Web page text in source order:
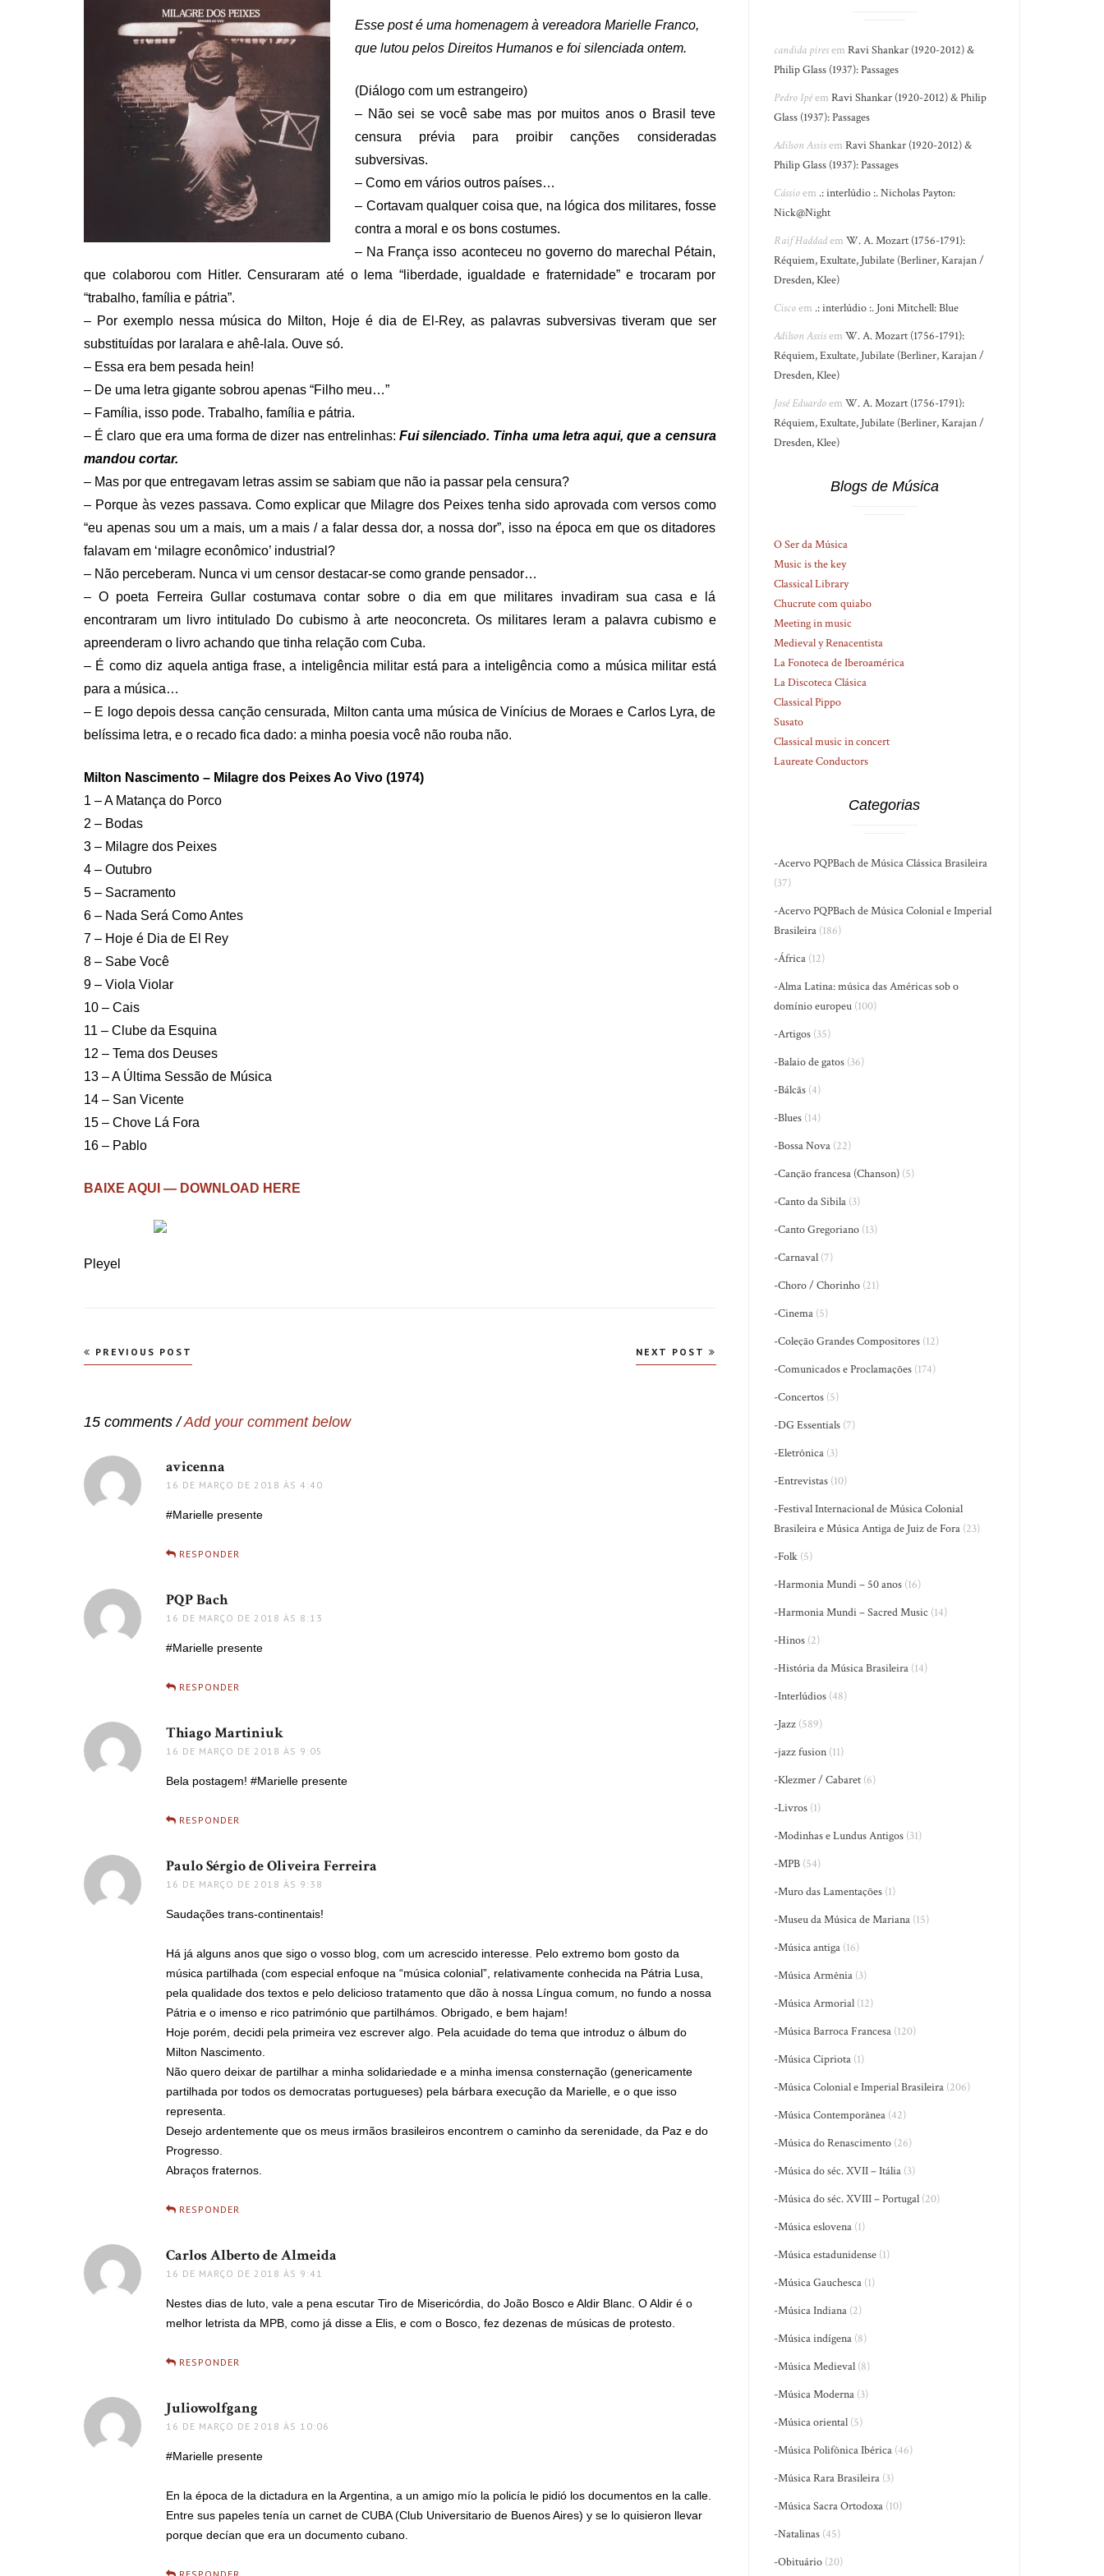
Esse post é uma homenagem à vereadora Marielle Franco,
que lutou pelos Direitos Humanos e foi silenciada ontem.
(Diálogo com um estrangeiro)
– Não sei se você sabe mas por muitos anos o Brasil teve
censura prévia para proibir canções consideradas
subversivas.
– Como em vários outros países…
– Cortavam qualquer coisa que, na lógica dos militares, fosse
contra a moral e os bons costumes.
– Na França isso aconteceu no governo do marechal Pétain,
que colaborou com Hitler. Censuraram até o lema “liberdade, igualdade e fraternidade” e trocaram por
“trabalho, família e pátria”.
– Por exemplo nessa música do Milton, Hoje é dia de El-Rey, as palavras subversivas tiveram que ser
substituídas por laralara e ahê-lala. Ouve só.
– Essa era bem pesada hein!
– De uma letra gigante sobrou apenas “Filho meu…”
– Família, isso pode. Trabalho, família e pátria.
– É claro que era uma forma de dizer nas entrelinhas:Fui silenciado. Tinha uma letra aqui, que a censura
mandou cortar.
– Mas por que entregavam letras assim se sabiam que não ia passar pela censura?
– Porque às vezes passava. Como explicar que Milagre dos Peixes tenha sido aprovada com versos como
“eu apenas sou um a mais, um a mais / a falar dessa dor, a nossa dor”, isso na época em que os ditadores
falavam em ‘milagre econômico’ industrial?
– Não perceberam. Nunca vi um censor destacar-se como grande pensador…
– O poeta Ferreira Gullar costumava contar sobre o dia em que militares invadiram sua casa e lá
encontraram um livro intitulado Do cubismo à arte neoconcreta. Os militares leram a palavra cubismo e
apreenderam o livro achando que tinha relação com Cuba.
– É como diz aquela antiga frase, a inteligência militar está para a inteligência como a música militar está
para a música…
– E logo depois dessa canção censurada, Milton canta uma música de Vinícius de Moraes e Carlos Lyra, de
belíssima letra, e o recado fica dado: a minha poesia você não rouba não.
Milton Nascimento – Milagre dos Peixes Ao Vivo (1974)
1 – A Matança do Porco
2 – Bodas
3 – Milagre dos Peixes
4 – Outubro
5 – Sacramento
6 – Nada Será Como Antes
7 – Hoje é Dia de El Rey
8 – Sabe Você
9 – Viola Violar
10 – Cais
11 – Clube da Esquina
12 – Tema dos Deuses
13 – A Última Sessão de Música
14 – San Vicente
15 – Chove Lá Fora
16 – Pablo
BAIXE AQUI — DOWNLOAD HERE
Pleyel
Navegação
PREVIOUS POST NEXT POST
15 comments /Add your comment below
avicenna
16 DE MARÇO DE 2018 ÀS 4:40
#Marielle presente
RESPONDER
PQP Bachdisse:
16 DE MARÇO DE 2018 ÀS 8:13
#Marielle presente
RESPONDER
Thiago Martiniuk
16 DE MARÇO DE 2018 ÀS 9:05
Bela postagem! #Marielle presente
RESPONDER
Paulo Sérgio de Oliveira Ferreira
16 DE MARÇO DE 2018 ÀS 9:38
Saudações trans-continentais!
Há já alguns anos que sigo o vosso blog, com um acrescido interesse. Pelo extremo bom gosto da
música partilhada (com especial enfoque na “música colonial”, relativamente conhecida na Pátria Lusa,
pela qualidade dos textos e pelo delicioso tratamento que dão à nossa Língua comum, no fundo a nossa
Pátria e o imenso e rico património que partilhámos. Obrigado, e bem hajam!
Hoje porém, decidi pela primeira vez escrever algo. Pela acuidade do tema que introduz o álbum do
Milton Nascimento.
Não quero deixar de partilhar a minha solidariedade e a minha imensa consternação (genericamente
partilhada por todos os democratas portugueses) pela bárbara execução da Marielle, e o que isso
representa.
Desejo ardentemente que os meus irmãos brasileiros encontrem o caminho da serenidade, da Paz e do
Progresso.
Abraços fraternos.
RESPONDER
Carlos Alberto de Almeida
16 DE MARÇO DE 2018 ÀS 9:41
Nestes dias de luto, vale a pena escutar Tiro de Misericórdia, do João Bosco e Aldir Blanc. O Aldir é o
melhor letrista da MPB, como já disse a Elis, e com o Bosco, fez dezenas de músicas de protesto.
RESPONDER
Juliowolfgang
16 DE MARÇO DE 2018 ÀS 10:06
#Marielle presente
En la época de la dictadura en la Argentina, a un amigo mío la policía le pidió los documentos en la calle.
Entre sus papeles tenía un carnet de CUBA (Club Universitario de Buenos Aires) y se lo quisieron llevar
porque decían que era un documento cubano.
candida piresemRavi Shankar (1920-2012) &
Philip Glass (1937): Passages
Pedro IpêemRavi Shankar (1920-2012) & Philip
Glass (1937): Passages
Adilson AssisemRavi Shankar (1920-2012) &
Philip Glass (1937): Passages
Cássioem .: interlúdio :. Nicholas Payton:
Nick@Night
Raif HaddademW. A. Mozart (1756-1791):
Réquiem, Exultate, Jubilate (Berliner, Karajan /
Dresden, Klee)
Ciscoem .: interlúdio :. Joni Mitchell: Blue
Adilson AssisemW. A. Mozart (1756-1791):
Réquiem, Exultate, Jubilate (Berliner, Karajan /
Dresden, Klee)
José EduardoemW. A. Mozart (1756-1791):
Réquiem, Exultate, Jubilate (Berliner, Karajan /
Dresden, Klee)
Blogs de Música
O Ser da Música
Music is the key
Classical Library
Chucrute com quiabo
Meeting in music
Medieval y Renacentista
La Fonoteca de Iberoamérica
La Discoteca Clásica
Classical Pippo
Susato
Classical music in concert
Laureate Conductors
Categorias
-Acervo PQPBach de Música Clássica Brasileira
(37)
-Acervo PQPBach de Música Colonial e Imperial
Brasileira (186)
-África (12)
-Alma Latina: música das Américas sob o
domínio europeu (100)
-Artigos (35)
-Balaio de gatos (36)
-Bálcãs (4)
-Blues (14)
-Bossa Nova (22)
-Canção francesa (Chanson) (5)
-Canto da Sibila (3)
-Canto Gregoriano (13)
-Carnaval (7)
-Choro / Chorinho (21)
-Cinema (5)
-Coleção Grandes Compositores (12)
-Comunicados e Proclamações (174)
-Concertos (5)
-DG Essentials (7)
-Eletrônica (3)
-Entrevistas (10)
-Festival Internacional de Música Colonial
Brasileira e Música Antiga de Juiz de Fora (23)
-Folk (5)
-Harmonia Mundi – 50 anos (16)
-Harmonia Mundi – Sacred Music (14)
-Hinos (2)
-História da Música Brasileira (14)
-Interlúdios (48)
-Jazz (589)
-jazz fusion (11)
-Klezmer / Cabaret (6)
-Livros (1)
-Modinhas e Lundus Antigos (31)
-MPB (54)
-Muro das Lamentações (1)
-Museu da Música de Mariana (15)
-Música antiga (16)
-Música Armênia (3)
-Música Armorial (12)
-Música Barroca Francesa (120)
-Música Cipriota (1)
-Música Colonial e Imperial Brasileira (206)
-Música Contemporânea (42)
-Música do Renascimento (26)
-Música do séc. XVII – Itália (3)
-Música do séc. XVIII – Portugal (20)
-Música eslovena (1)
-Música estadunidense (1)
-Música Gauchesca (1)
-Música Indiana (2)
-Música indígena (8)
-Música Medieval (8)
-Música Moderna (3)
-Música oriental (5)
-Música Polifônica Ibérica (46)
-Música Rara Brasileira (3)
-Música Sacra Ortodoxa (10)
-Natalinas (45)
-Obituário (20)